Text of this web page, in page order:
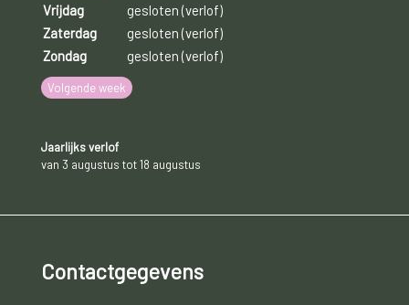
Vrijdag
gesloten (verlof)
Zaterdag
gesloten (verlof)
Zondag
gesloten (verlof)
Volgende week
Jaarlijks verlof
van 3 augustus tot 18 augustus
Contactgegevens